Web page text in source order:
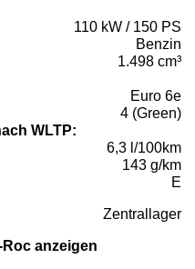
110 kW / 150 PS
Benzin
1.498 cm³
Euro 6e
4 (Green)
WLTP:
6,3 l/100km
143 g/km
E
Zentrallager
anzeigen